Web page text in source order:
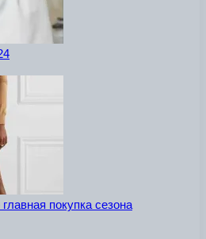
покупка сезона